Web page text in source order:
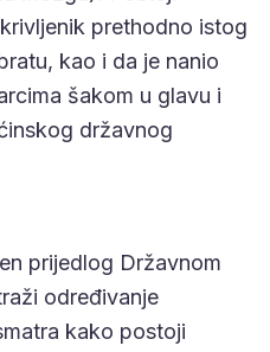
prethodno istog
kao i da je nanio
šakom u glavu i
državnog
prijedlog Državnom
određivanje
kako postoji